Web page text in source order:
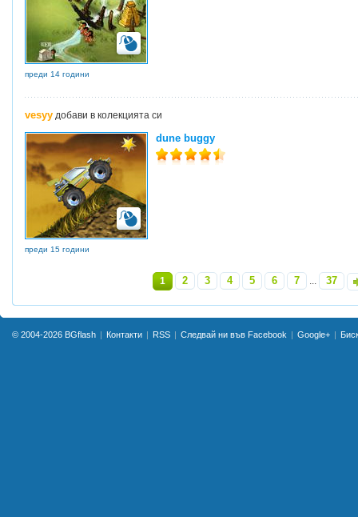
преди 14 години
vesyy добави в колекцията си
dune buggy
преди 15 години
1 2 3 4 5 6 7 ... 37»
© 2004-2026 BGflash Контакти RSS Следвай ни във Facebook Google+